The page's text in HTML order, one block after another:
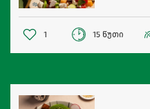
1 15 წუთი